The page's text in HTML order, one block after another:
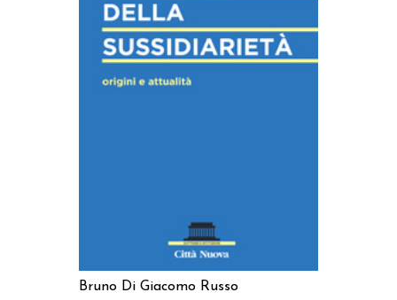
Bruno Di Giacomo Russo